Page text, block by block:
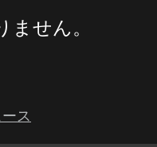
せん。
ス